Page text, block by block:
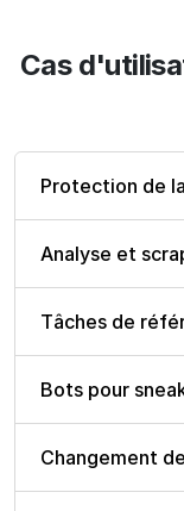
Cas
Protection de
Analyse et
Tâches de
Bots pour
Changement